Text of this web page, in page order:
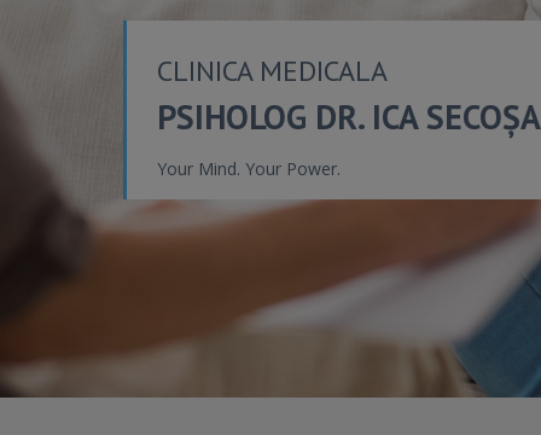
CLINICA MEDICALA
PSIHOLOG DR. ICA
Your Mind. Your Power.